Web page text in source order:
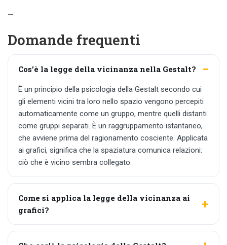
—
Domande frequenti
Cos’è la legge della vicinanza nella Gestalt?
È un principio della psicologia della Gestalt secondo cui
gli elementi vicini tra loro nello spazio vengono percepiti
automaticamente come un gruppo, mentre quelli distanti
come gruppi separati. È un raggruppamento istantaneo,
che avviene prima del ragionamento cosciente. Applicata
ai grafici, significa che la spaziatura comunica relazioni:
ciò che è vicino sembra collegato.
Come si applica la legge della vicinanza ai
grafici?